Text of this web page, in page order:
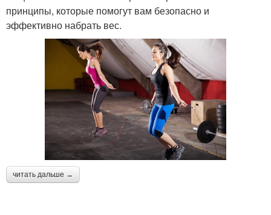
принципы, которые помогут вам безопасно и
эффективно набрать вес.
читать дальше →